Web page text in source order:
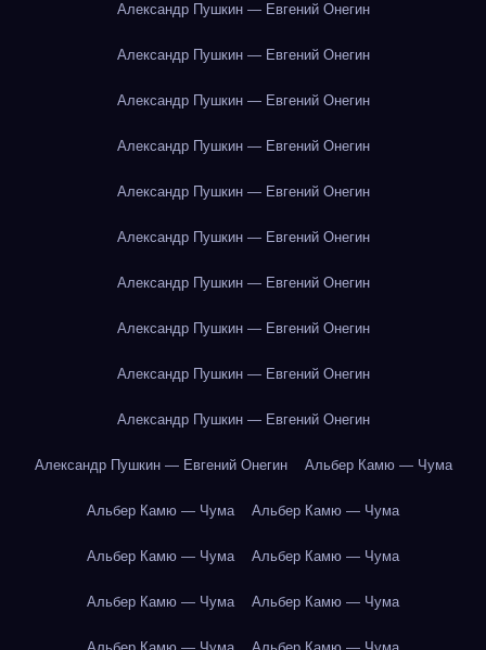
Александр Пушкин — Евгений Онегин
Александр Пушкин — Евгений Онегин
Александр Пушкин — Евгений Онегин
Александр Пушкин — Евгений Онегин
Александр Пушкин — Евгений Онегин
Александр Пушкин — Евгений Онегин
Александр Пушкин — Евгений Онегин
Александр Пушкин — Евгений Онегин
Александр Пушкин — Евгений Онегин
Александр Пушкин — Евгений Онегин
Александр Пушкин — Евгений Онегин Альбер Камю — Чума
Альбер Камю — Чума Альбер Камю — Чума
Альбер Камю — Чума Альбер Камю — Чума
Альбер Камю — Чума Альбер Камю — Чума